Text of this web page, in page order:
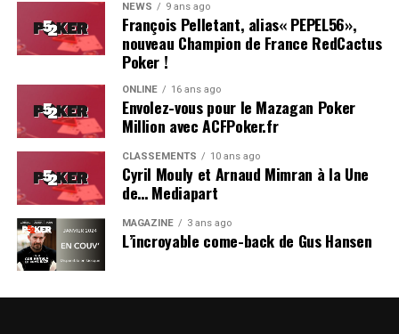
NEWS 9 ans ago
François Pelletant, alias« PEPEL56»,
nouveau Champion de France RedCactus
Poker !
ONLINE 16 ans ago
Envolez-vous pour le Mazagan Poker
Million avec ACFPoker.fr
CLASSEMENTS 10 ans ago
Cyril Mouly et Arnaud Mimran à la Une
de… Mediapart
MAGAZINE 3 ans ago
L’incroyable come-back de Gus Hansen